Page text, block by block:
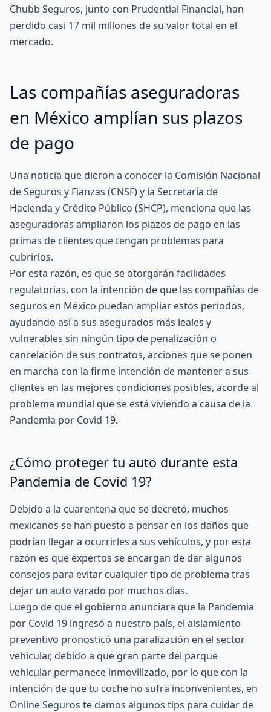
Chubb Seguros, junto con Prudential Financial, han
perdido casi 17 mil millones de su valor total en el
mercado.
Las compañías aseguradoras
en México amplían sus plazos
de pago
Una noticia que dieron a conocer la Comisión Nacional
de Seguros y Fianzas (CNSF)y la Secretaría de
Hacienda y Crédito Público (SHCP), menciona que las
aseguradoras ampliaron los plazos de pago en las
primas de clientes que tengan problemas para
cubrirlos.
Por esta razón, es que se otorgarán facilidades
regulatorias, con la intención de que las compañías de
seguros en México puedan ampliar estos periodos,
ayudando así a sus asegurados más leales y
vulnerables sin ningún tipo de penalización o
cancelación de sus contratos, acciones que se ponen
en marcha con la firme intención de mantener a sus
clientes en las mejores condiciones posibles, acorde al
problema mundial que se está viviendo a causa de la
Pandemia por Covid 19.
¿Cómo proteger tu auto durante esta
Pandemia de Covid 19?
Debido a la cuarentena que se decretó, muchos
mexicanos se han puesto a pensar en los daños que
podrían llegar a ocurrirles a sus vehículos, y por esta
razón es que expertos se encargan de dar algunos
consejos para evitar cualquier tipo de problema tras
dejar un auto varado por muchos días.
Luego de que el gobierno anunciara que la Pandemia
por Covid 19 ingresó a nuestro país, el aislamiento
preventivo pronosticó una paralización en el sector
vehicular, debido a que gran parte del parque
vehicular permanece inmovilizado, por lo que con la
intención de que tu coche no sufra inconvenientes, en
Online Seguros te damos algunos tips para cuidar de